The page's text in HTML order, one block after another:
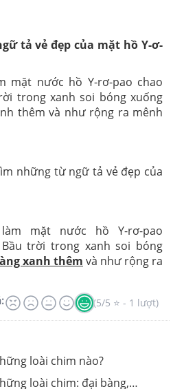
tả vẻ đẹp của mặt hồ Y-ơ-
mặt nước hồ Y-rơ-pao chao
trong xanh soi bóng xuống
thêm và như rộng ra mênh
những từ ngữ tả vẻ đẹp của
mặt nước hồ Y-rơ-pao
trời trong xanh soi bóng
xanh thêm và như rộng ra
(5/5 ⭐ - 1 lượt)
loài chim nào?
loài chim: đại bàng,…